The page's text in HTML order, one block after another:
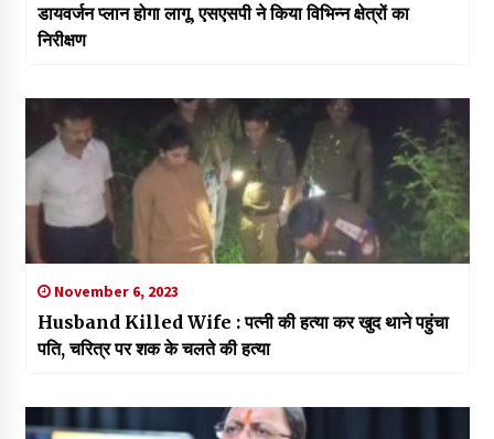
डायवर्जन प्लान होगा लागू, एसएसपी ने किया विभिन्न क्षेत्रों का
निरीक्षण
November 6, 2023
Husband Killed Wife : पत्नी की हत्या कर खुद थाने पहुंचा
पति, चरित्र पर शक के चलते की हत्या